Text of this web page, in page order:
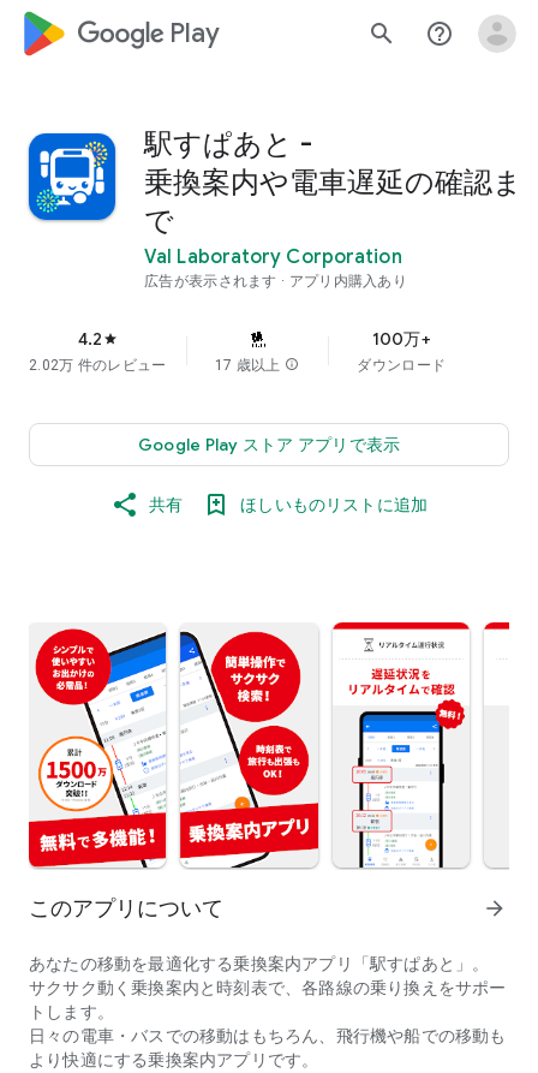
google_logo Play search help_outline
駅すぱあと -
乗換案内や電車遅延の確認ま
で
Val Laboratory Corporation
広告が表示されます アプリ内購入あり
4.2 star
2.02万 件のレビュー 17 歳以上 info
100万+
ダウンロード
Google Play ストア アプリで表示
共有 ほしいものリストに追加
このアプリについて arrow_forward
あなたの移動を最適化する乗換案内アプリ「駅すぱあと」。
サクサク動く乗換案内と時刻表で、各路線の乗り換えをサポー
トします。
日々の電車・バスでの移動はもちろん、飛行機や船での移動も
より快適にする乗換案内アプリです。